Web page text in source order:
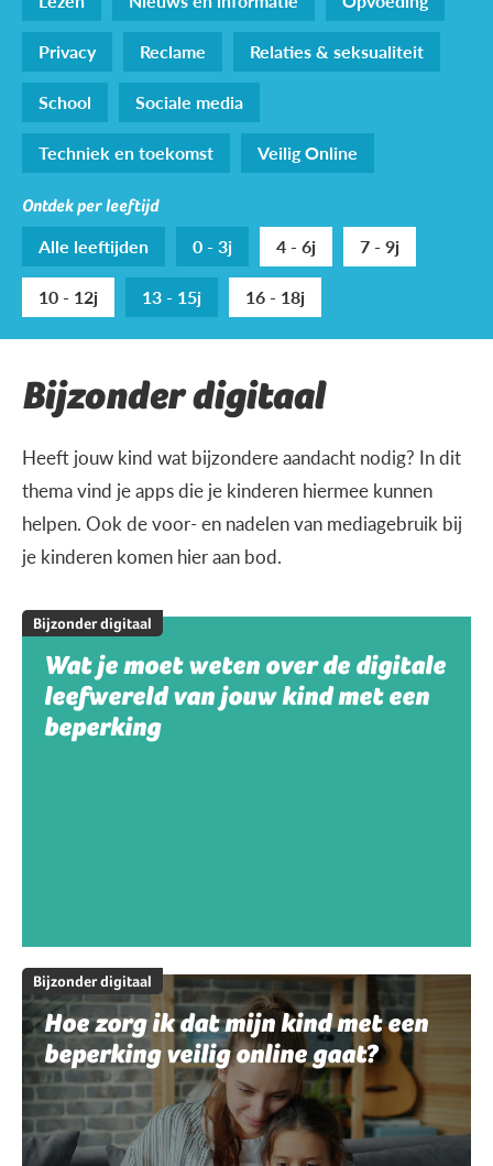
Privacy
Reclame
Relaties & seksualiteit
School
Sociale media
Techniek en toekomst
Veilig Online
Ontdek per leeftijd
Alle leeftijden 0 - 3j 4 - 6j
7 - 9j
10 - 12j
13 - 15j 16 - 18j
Bijzonder digitaal
Heeft jouw kind wat bijzondere aandacht nodig? In dit
thema vind je apps die je kinderen hiermee kunnen
helpen. Ook de voor- en nadelen van mediagebruik bij
je kinderen komen hier aan bod.
Bijzonder digitaal
Wat je moet weten over de digitale
leefwereld van jouw kind met een
beperking
Bijzonder digitaal
Hoe zorg ik dat mijn kind met een
beperking veilig online gaat?